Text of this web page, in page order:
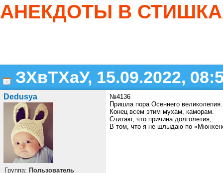
АНЕКДОТЫ В
ЗХвТХаУ, 15.09.2022,
Dedusya
Группа: Пользователь
№4136
Пришла пора Осеннего великолепия.
Конец всем этим мухам, каморам.
Считаю, что причина долголетия,
В том, что я не шлыдаю по